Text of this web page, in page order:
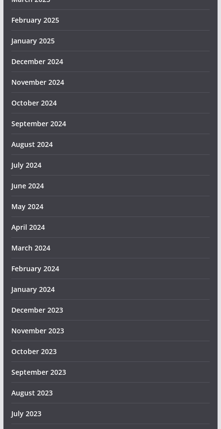
February 2025
January 2025
December 2024
November 2024
October 2024
September 2024
August 2024
July 2024
June 2024
May 2024
April 2024
March 2024
February 2024
January 2024
December 2023
November 2023
October 2023
September 2023
August 2023
July 2023